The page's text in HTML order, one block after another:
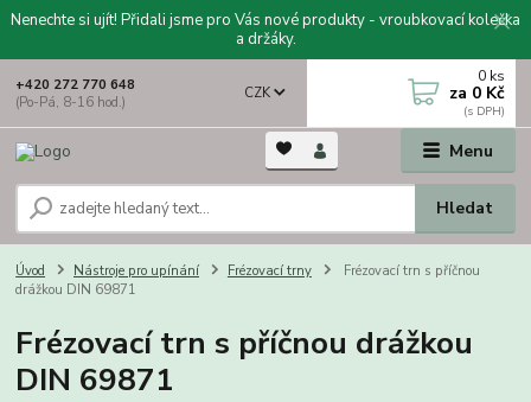
Nenechte si ujít! Přidali jsme pro Vás nové produkty - vroubkovací kolečka
a držáky.
Menu
CZK
Hledat
+420 272 770 648
(Po-Pá, 8-16 hod.)
0 ks
za 0 Kč
Úvod Nástroje pro upínání Frézovací trny
Frézovací trn s příčnou
drážkou DIN 69871
Frézovací trn s příčnou drážkou
DIN 69871